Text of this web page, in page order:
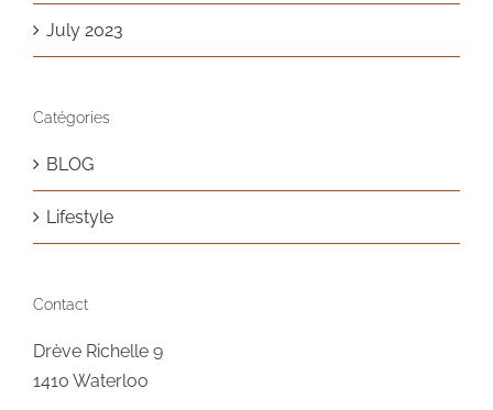
July 2023
Catégories
BLOG
Lifestyle
Contact
Drève Richelle 9
1410 Waterloo